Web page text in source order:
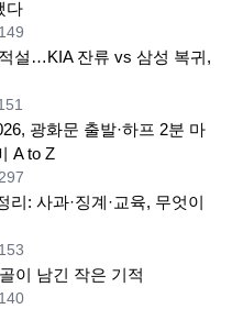
다
설…KIA 잔류 vs 삼성 복귀,
광화문 출발·하프 2분 마
A to Z
리: 사과·징계·교육, 무엇이
이 남긴 작은 기적